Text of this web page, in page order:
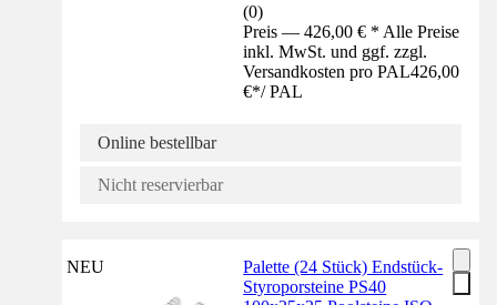
(0)
Preis — 426,00 € * Alle Preise
inkl. MwSt. und ggf. zzgl.
Versandkosten pro PAL426,00
€*/ PAL
Online bestellbar
Nicht reservierbar
NEU
Palette (24 Stück) Endstück-
Styroporsteine PS40